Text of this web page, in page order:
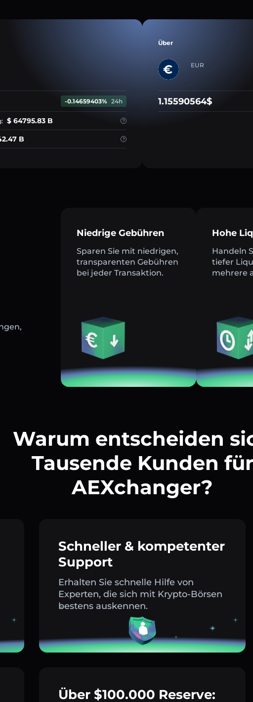
-0.14659403% 24h
$ 64795.83 B
B
Über
EUR
1.15590564$
Niedrige Gebühren
Sparen Sie mit niedrigen,
transparenten Gebühren
bei jeder Transaktion.
Hohe
Handeln
tiefer
mehrere
Warum entscheiden
Tausende Kunden für
AEXchanger?
Schneller & kompetenter
Support
Erhalten Sie schnelle Hilfe von
Experten, die sich mit Krypto-Börsen
bestens auskennen.
Über $100.000 Reserve: